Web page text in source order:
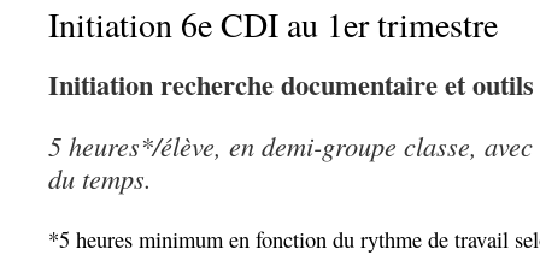
Initiation 6e CDI au 1er trimestre
Initiation recherche documentaire et
5 heures*/élève, en demi-groupe classe,
du temps.
*5 heures minimum en fonction du rythme de travail